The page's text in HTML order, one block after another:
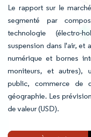
Le rapport sur le
segmenté par
technologie (électro-
suspension dans l'air, et
numérique et bornes
moniteurs, et autres),
public, commerce de
géographie. Les
de valeur (USD).